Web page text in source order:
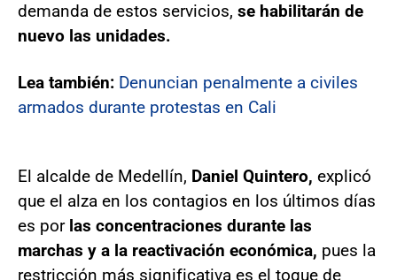
demanda de estos servicios, se habilitarán de
nuevo las unidades.
Lea también: Denuncian penalmente a civiles
armados durante protestas en Cali
El alcalde de Medellín, Daniel Quintero, explicó
que el alza en los contagios en los últimos días
es por las concentraciones durante las
marchas y a la reactivación económica, pues la
restricción más significativa es el toque de